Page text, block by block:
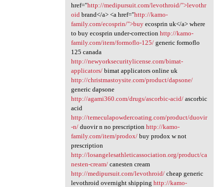
href="http://medipursuit.com/levothroid/">levothr
oid brand</a> <a href="http://kamo-
family.com/ecosprin/">buyecosprin uk</a> where
to buy ecosprin under-correction http://kamo-
family.com/item/formoflo-125/generic formoflo
125 canada
http://newyorksecuritylicense.com/bimat-
applicators/bimat applicators online uk
http://christmastoysite.com/product/dapsone/
generic dapsone
http://agami360.com/drugs/ascorbic-acid/ascorbic
acid
http://temeculapowdercoating.com/product/duovir
-n/duovir n no prescription http://kamo-
family.com/item/prodox/buy prodox w not
prescription
http://losangelesathleticassociation.org/product/ca
nesten-cream/canesten cream
http://medipursuit.com/levothroid/cheap generic
levothroid overnight shipping http://kamo-